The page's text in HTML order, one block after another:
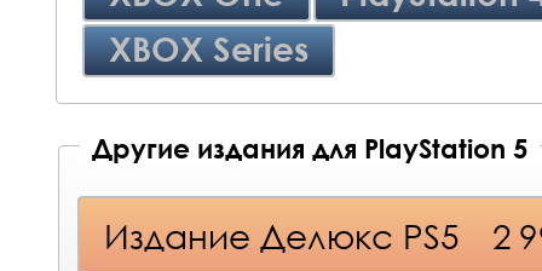
XBOX Series
Другие издания для PlayStation 5
Издание Делюкс PS5 2